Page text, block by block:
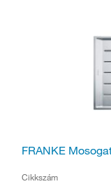
FRANKE
Cikkszám